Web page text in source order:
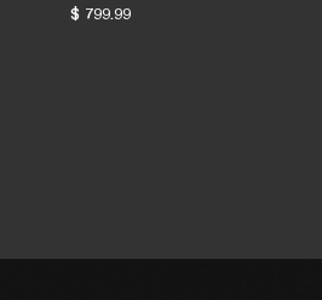
$ 799.99